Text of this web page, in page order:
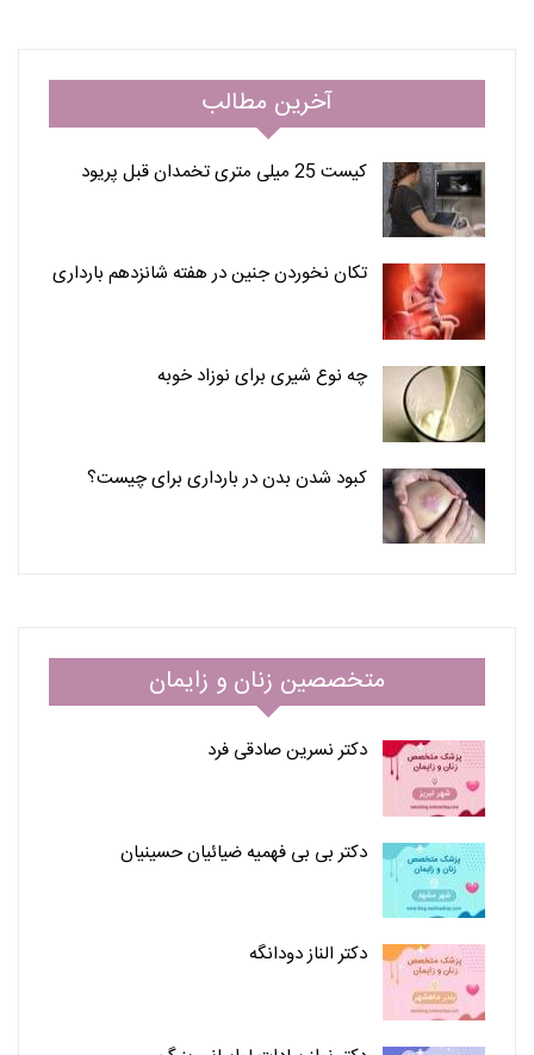
آخرین مطالب
کیست 25 میلی متری تخمدان قبل پریود
تکان نخوردن جنین در هفته شانزدهم بارداری
چه نوع شیری برای نوزاد خوبه
کبود شدن بدن در بارداری برای چیست؟
متخصصین زنان و زایمان
دکتر نسرین صادقی فرد
دکتر بی بی فهمیه ضیائیان حسینیان
دکتر الناز دودانگه